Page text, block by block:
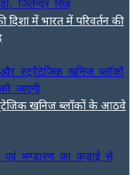
में भारत में परिवर्तन की
खनिज ब्लॉकों के आठवे